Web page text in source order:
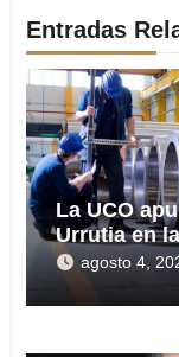
Entradas
La UCO
Urrutia en
Tubos
agosto 4,